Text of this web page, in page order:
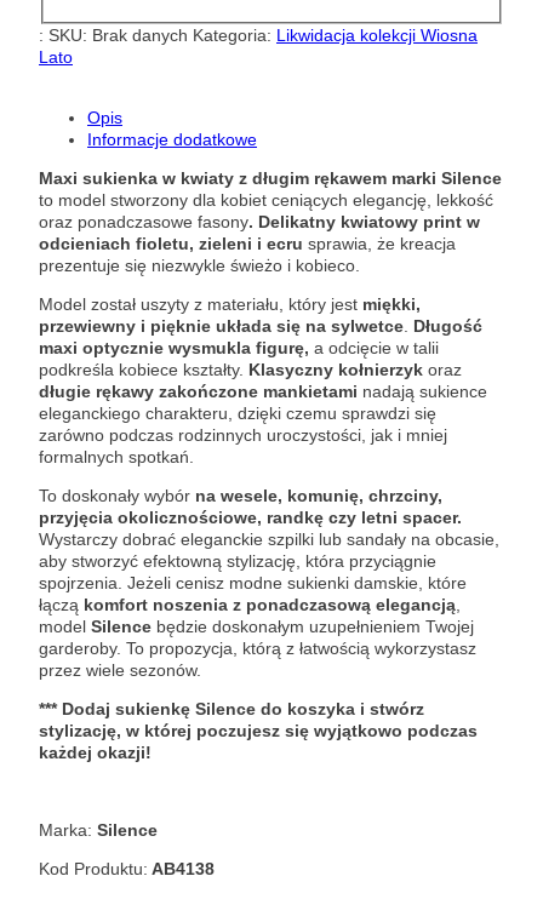
: SKU: Brak danych Kategoria: Likwidacja kolekcji Wiosna
Lato
Opis
Informacje dodatkowe
Maxi sukienka w kwiaty z długim rękawem marki Silence
to model stworzony dla kobiet ceniących elegancję, lekkość
oraz ponadczasowe fasony. Delikatny kwiatowy print w
odcieniach fioletu, zieleni i ecru sprawia, że kreacja
prezentuje się niezwykle świeżo i kobieco.
Model został uszyty z materiału, który jest miękki,
przewiewny i pięknie układa się na sylwetce Długość
maxi optycznie wysmukla figurę, a odcięcie w talii
podkreśla kobiece kształty. Klasyczny kołnierzyk oraz
długie rękawy zakończone mankietami nadają sukience
eleganckiego charakteru, dzięki czemu sprawdzi się
zarówno podczas rodzinnych uroczystości, jak i mniej
formalnych spotkań.
To doskonały wybór na wesele, komunię, chrzciny,
przyjęcia okolicznościowe, randkę czy letni spacer.
Wystarczy dobrać eleganckie szpilki lub sandały na obcasie,
aby stworzyć efektowną stylizację, która przyciągnie
spojrzenia. Jeżeli cenisz modne sukienki damskie, które
łączą komfort noszenia z ponadczasową elegancją
model Silence będzie doskonałym uzupełnieniem Twojej
garderoby. To propozycja, którą z łatwością wykorzystasz
przez wiele sezonów.
*** Dodaj sukienkę Silence do koszyka i stwórz
stylizację, w której poczujesz się wyjątkowo podczas
każdej okazji!
Marka: Silence
Kod Produktu: AB4138